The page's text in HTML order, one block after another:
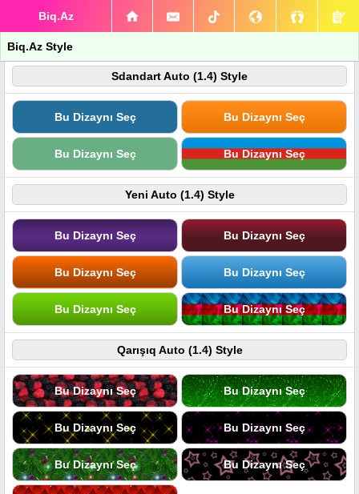
Biq.Az
Biq.Az Style
Sdandart Auto (1.4) Style
Bu Dizaynı Seç Bu Dizaynı Seç
Bu Dizaynı Seç Bu Dizaynı Seç
Yeni Auto (1.4) Style
Bu Dizaynı Seç Bu Dizaynı Seç
Bu Dizaynı Seç Bu Dizaynı Seç
Bu Dizaynı Seç Bu Dizaynı Seç
Qarışıq Auto (1.4) Style
Bu Dizaynı Seç Bu Dizaynı Seç
Bu Dizaynı Seç Bu Dizaynı Seç
Bu Dizaynı Seç Bu Dizaynı Seç